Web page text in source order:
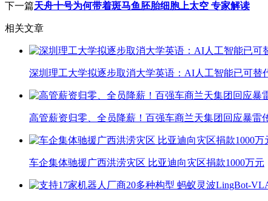
下一篇天舟十号为何带着斑马鱼胚胎细胞上太空 专家解读
相关文章
深圳理工大学拟逐步取消大学英语：AI人工智能已可替
高管薪资归零、全员降薪！百强车商兰天集团回应暴雷
车企集体驰援广西洪涝灾区 比亚迪向灾区捐款1000万元